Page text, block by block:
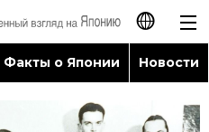
日本語
English
Факты о Японии Новости